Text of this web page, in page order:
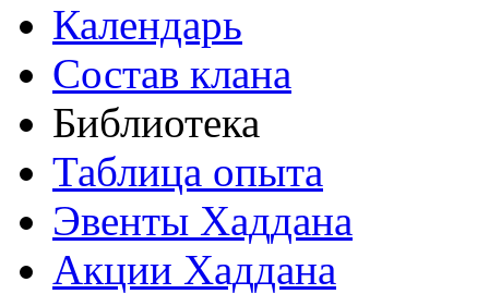
Календарь
Состав клана
Библиотека
Таблица опыта
Эвенты Хаддана
Акции Хаддана